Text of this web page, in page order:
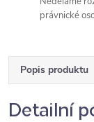
právnické
Popis produktu
Detailní